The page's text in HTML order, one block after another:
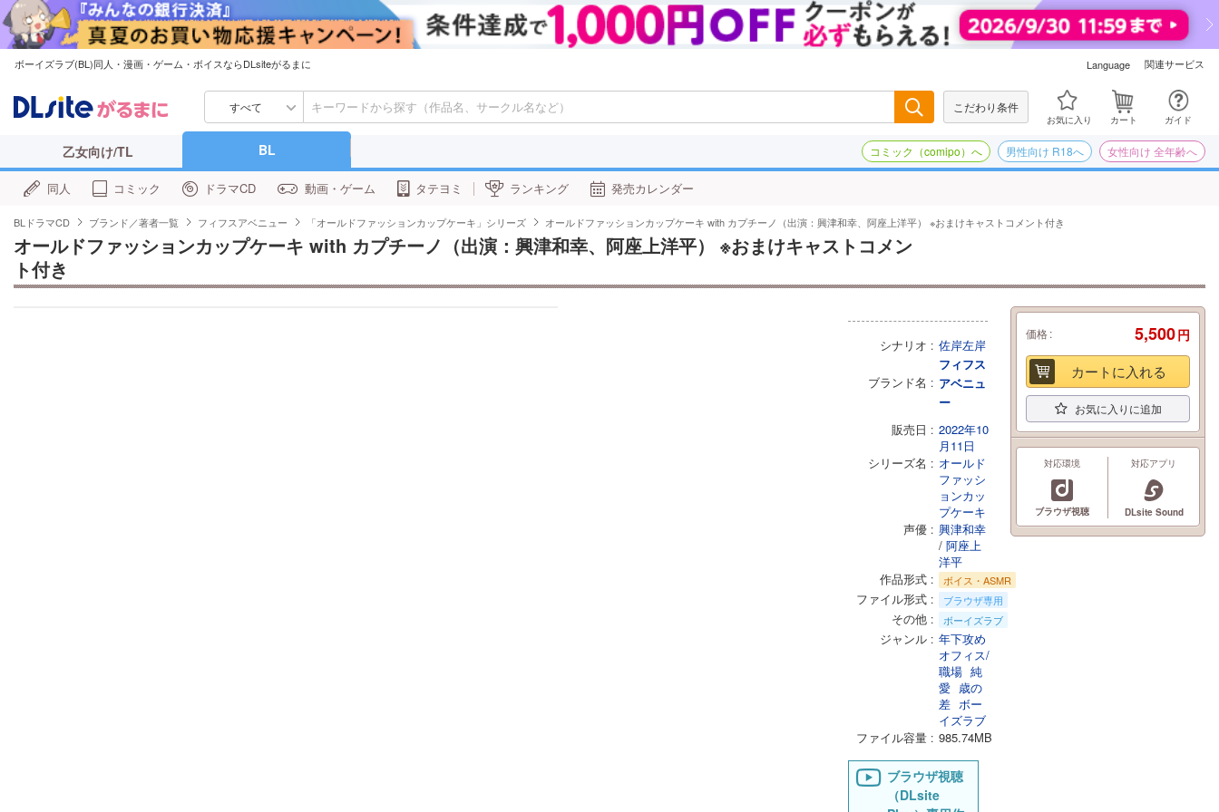
ボーイズラブ(BL)同人・漫画・ゲーム・ボイスならDLsiteがるまに Language 関連サービス
すべて こだわり条件
お気に入り カート ガイド
乙女向け/TL BL コミック（comipo）へ 男性向け R18へ 女性向け 全年齢へ
同人 コミック ドラマCD 動画・ゲーム タテヨミ ランキング 発売カレンダー
BLドラマCD ブランド／著者一覧 フィフスアベニュー 「オールドファッションカップケーキ」シリーズ オールドファッションカップケーキ with カプチーノ（出演：興津和幸、阿座上洋平） ※おまけキャストコメント付き
オールドファッションカップケーキ with カプチーノ（出演：興津和幸、阿座上洋平） ※おまけキャストコメン
ト付き
シナリオ 佐岸左岸
ブランド名
フィフス
アベニュ
ー
販売日
2022年10
月11日
シリーズ名
オールド
ファッシ
ョンカッ
プケーキ
声優
興津和幸
/ 阿座上
洋平
作品形式
ボイス・ASMR
ファイル形式 ブラウザ専用
その他 ボーイズラブ
ジャンル
年下攻め
オフィス/
職場 純
愛 歳の
差 ボー
イズラブ
ファイル容量
985.74MB
ブラウザ視聴
（DLsite
価格 5,500円
カートに入れる
お気に入りに追加
対応環境
ブラウザ視聴
対応アプリ
DLsite Sound